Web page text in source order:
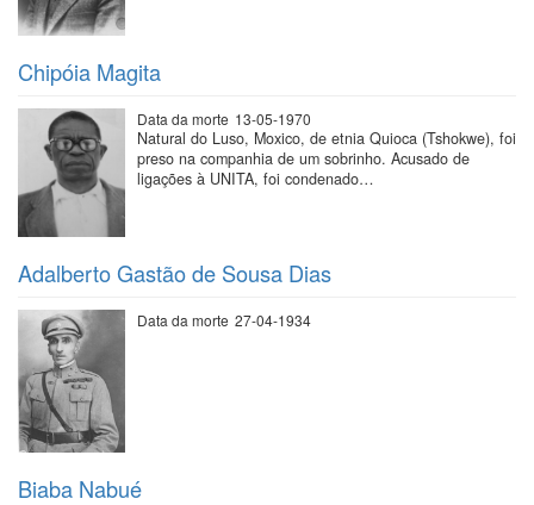
Chipóia Magita
Data da morte 13-05-1970
Natural do Luso, Moxico, de etnia Quioca (Tshokwe), foi
preso na companhia de um sobrinho. Acusado de
ligações à UNITA, foi condenado…
Adalberto Gastão de Sousa Dias
Data da morte 27-04-1934
Biaba Nabué